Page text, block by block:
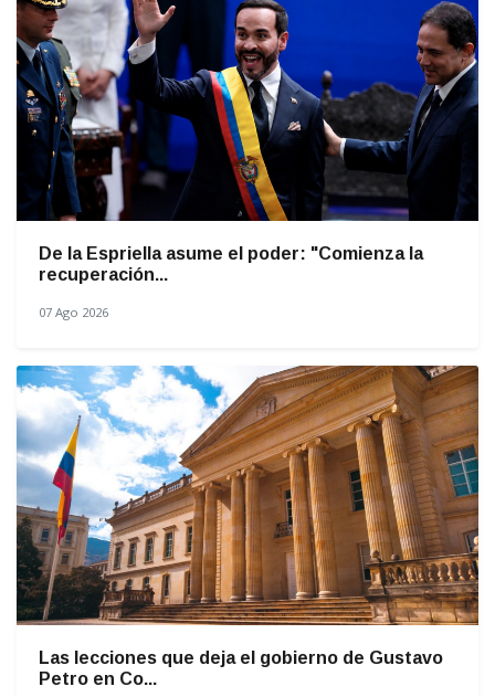
De la Espriella asume el poder: "Comienza la
recuperación...
07 Ago 2026
Las lecciones que deja el gobierno de Gustavo
Petro en Co...